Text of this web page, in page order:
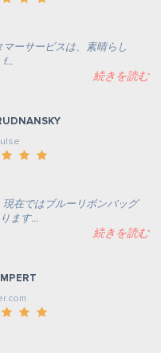
ーサービスは、素晴らし
続きを読む
在ではブルーリボンバッグ
ます...
続きを読む